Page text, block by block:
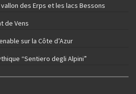
des Erps et les lacs Bessons
de Vens
sur la Côte d’Azur
“Sentiero degli Alpini”